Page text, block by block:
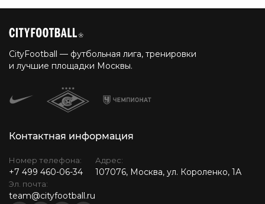
CityFootball — футбольная лига, тренировки
и лучшие площадки Москвы.
Контактная информация
Номер телефона:
+7 499 460-06-34
Эл. почта:
team@cityfootball.ru
Адрес:
107076, Москва, ул. Короленко, 1А